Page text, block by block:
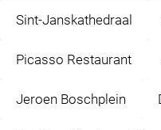
Sint-Janskathedraal
Picasso Restaurant
Jeroen Boschplein